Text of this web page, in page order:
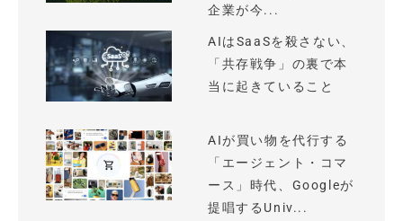
企業が今...
AIはSaaSを殺さない、
「共存戦争」の裏で本
当に起きていること
AIが買い物を代行する
「エージェント・コマ
ース」時代、Googleが
提唱するUniv...